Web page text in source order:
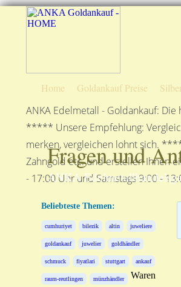
Home Goldankauf Preise
ANKA Edelmetall - Goldankauf:
***** Unsere Empfehlung:
merken, vergleichen lohnt sich.
Zahngold etc. und erstellen Ihnen
- 17:00 Uhr und Samstags 9:00 -
Fragen und
ANKA
Beliebteste Themen:
cumhuriyet bilezik altin juweliere
goldankauf juwelier goldhändler
schmuck fiyatlari stuttgart ankauf
raum-reutlingen münzhändler Waren